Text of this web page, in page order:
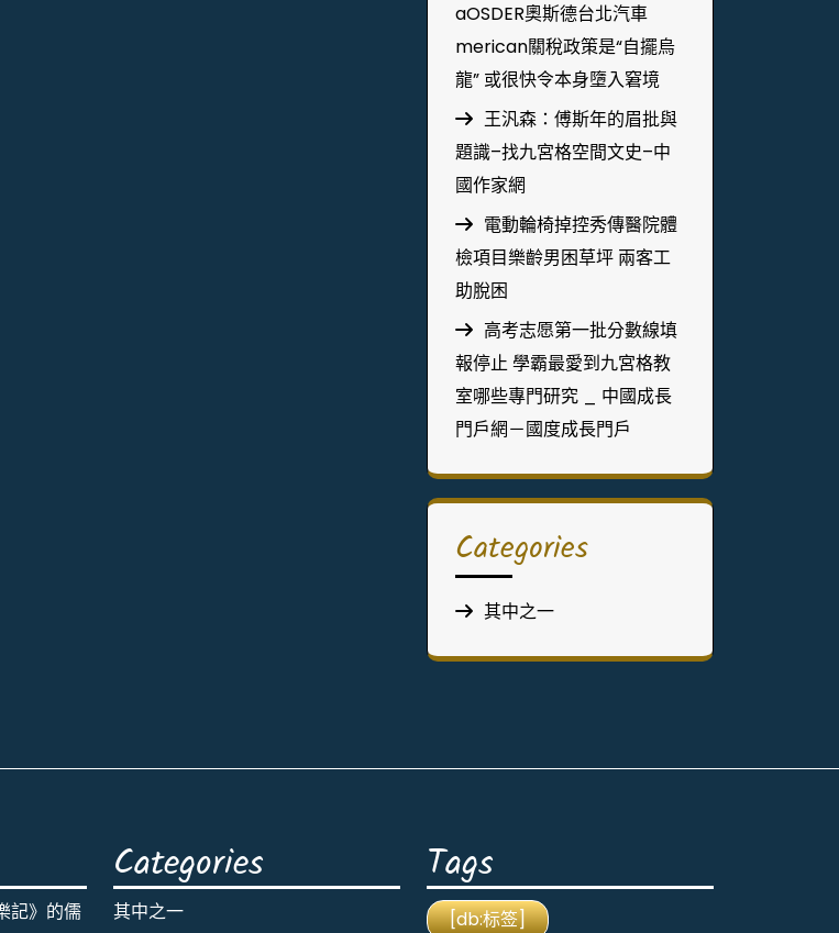
aOSDER奧斯德台北汽車
merican關稅政策是“自擺烏
龍” 或很快令本身墮入窘境
王汎森：傅斯年的眉批與
題識–找九宮格空間文史–中
國作家網
電動輪椅掉控秀傳醫院體
檢項目樂齡男困草坪 兩客工
助脫困
高考志愿第一批分數線填
報停止 學霸最愛到九宮格教
室哪些專門研究 _ 中國成長
門戶網－國度成長門戶
Categories
其中之一
記》的儒
Categories
其中之一
Tags
[db:标签]